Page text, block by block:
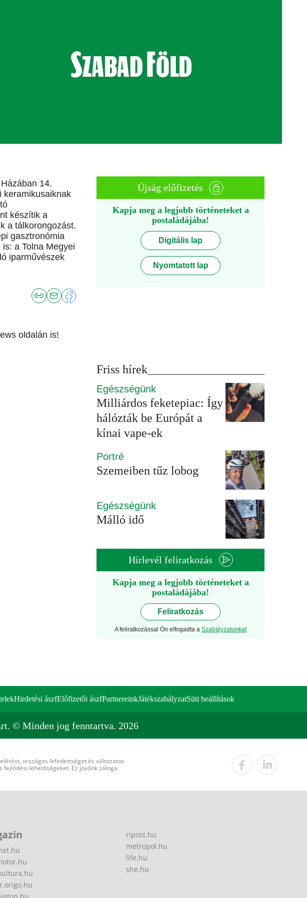
14.
keramikusaiknak
készítik a
a tálkorongozást.
gasztronómia
a Tolna Megyei
iparművészek
oldalán is!
Újság előfizetés
Kapja meg a legjobb történeteket a
postaládájába!
Digitális lap
Nyomtatott lap
Friss hírek
Egészségünk
Milliárdos feketepiac: Így
hálózták be Európát a
kínai vape-ek
Portré
Szemeiben tűz lobog
Egészségünk
Málló idő
Hírlevél feliratkozás
Kapja meg a legjobb történeteket a
postaládájába!
Feliratkozás
A feliratkozással Ön elfogadta a Szabályzatunkat
Hirdetési ászfElőfizetői ászfPartnereinkJátékszabályzatSüti beállítások
© Minden jog fenntartva. 2026
országos lefedettséget és változatos
lehetőségeket. Ez jövőnk záloga.
ripost.hu
metropol.hu
life.hu
she.hu